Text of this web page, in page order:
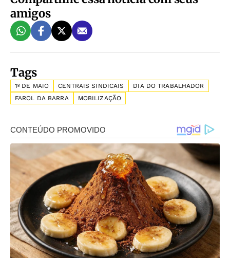
amigos
Tags
1º DE MAIO CENTRAIS SINDICAIS
DIA DO TRABALHADOR
FAROL DA BARRA
MOBILIZAÇÃO